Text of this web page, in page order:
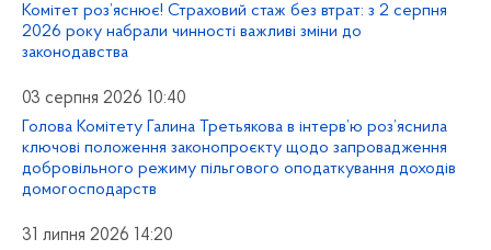
Комітет роз’яснює! Страховий стаж без втрат: з 2 серпня
2026 року набрали чинності важливі зміни до
законодавства
03 серпня 2026 10:40
Голова Комітету Галина Третьякова в інтерв’ю роз’яснила
ключові положення законопроєкту щодо запровадження
добровільного режиму пільгового оподаткування доходів
домогосподарств
31 липня 2026 14:20